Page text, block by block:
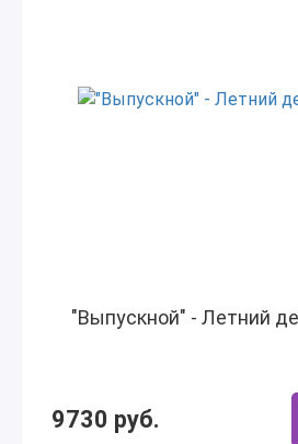
"Выпускной" - Летний
9730 руб.